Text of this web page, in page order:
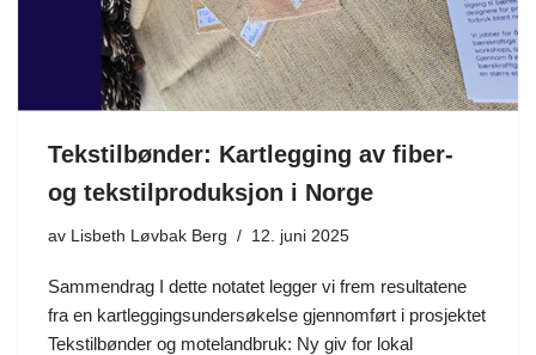
Tekstilbønder: Kartlegging av fiber-
og tekstilproduksjon i Norge
av Lisbeth Løvbak Berg 12. juni 2025
Sammendrag I dette notatet legger vi frem resultatene
fra en kartleggingsundersøkelse gjennomført i prosjektet
Tekstilbønder og motelandbruk: Ny giv for lokal